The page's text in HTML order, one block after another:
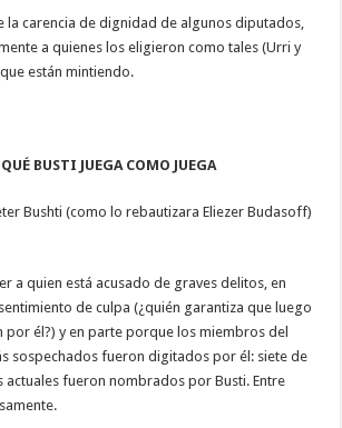
la carencia de dignidad de algunos diputados,
a quienes los eligieron como tales (Urri y
están mintiendo.
BUSTI JUEGA COMO JUEGA
Bushti (como lo rebautizara Eliezer Budasoff)
a quien está acusado de graves delitos, en
de culpa (¿quién garantiza que luego
por él?) y en parte porque los miembros del
sospechados fueron digitados por él: siete de
actuales fueron nombrados por Busti. Entre